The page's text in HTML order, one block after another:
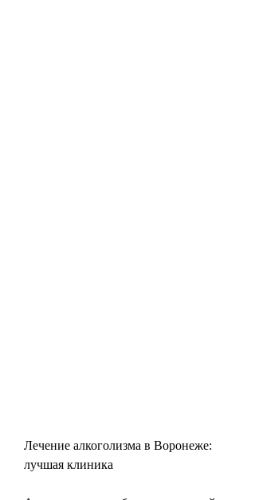
Лечение алкоголизма в Воронеже:
лучшая клиника